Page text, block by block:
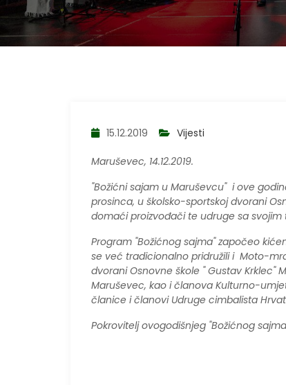
15.12.2019 Vijesti
Maruševec, 14.12.2019.
"Božićni sajam u Maruševcu" i ove
prosinca, u školsko-sportskoj dvorani
domaći proizvođači te udruge sa
Program "Božićnog sajma" započeo
se već tradicionalno pridružili i Moto-
dvorani Osnovne škole " Gustav
Maruševec, kao i članova Kulturno-
članice i članovi Udruge cimbalista
Pokrovitelj ovogodišnjeg "Božićnog